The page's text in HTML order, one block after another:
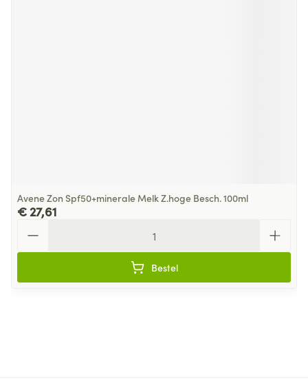
Avene Zon Spf50+minerale Melk Z.hoge Besch. 100ml
€ 27,61
Bestel